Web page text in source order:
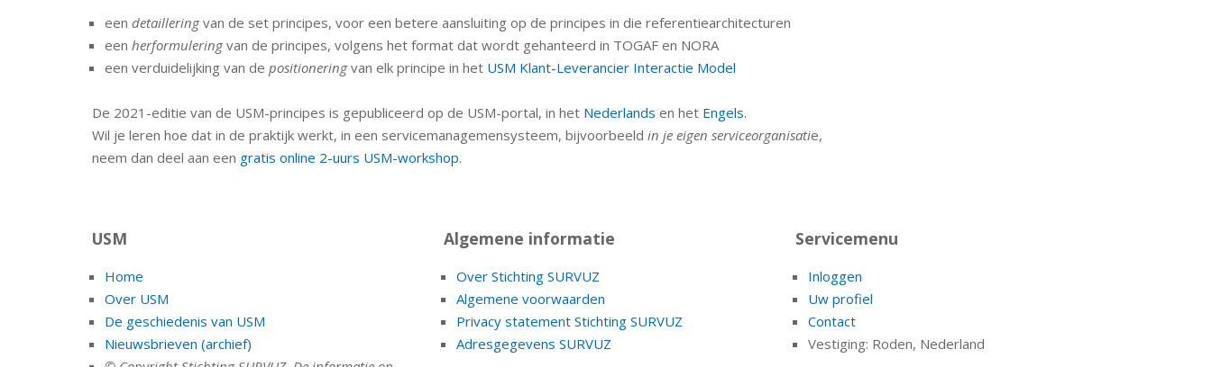
een detailleringvan de set principes, voor een betere aansluiting op de principes in die referentiearchitecturen
een herformuleringvan de principes, volgens het format dat wordt gehanteerd in TOGAF en NORA
een verduidelijking van de positioneringvan elk principe in het USM Klant-Leverancier Interactie Model
De 2021-editie van de USM-principes is gepubliceerd op de USM-portal, in het Nederlands en het Engels.
Wil je leren hoe dat in de praktijk werkt, in een servicemanagemensysteem, bijvoorbeeld in je eigen serviceorganisatie,
neem dan deel aan een gratis online 2-uurs USM-workshop.
USM
Home
Over USM
De geschiedenis van USM
Nieuwsbrieven (archief)
Algemene informatie
Over Stichting SURVUZ
Algemene voorwaarden
Privacy statement Stichting SURVUZ
Adresgegevens SURVUZ
Servicemenu
Inloggen
Uw profiel
Contact
Vestiging: Roden, Nederland